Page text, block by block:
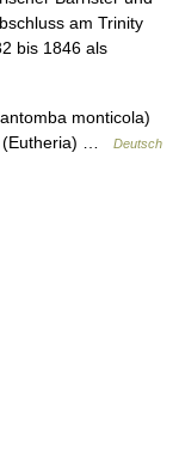
am Trinity
bis 1846 als
monticola)
(Eutheria) …
Deutsch